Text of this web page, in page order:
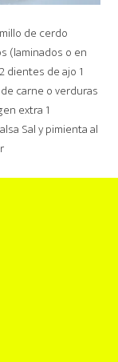
de cerdo
(laminados o en
dientes de ajo 1
carne o verduras
extra 1
Sal y pimienta al